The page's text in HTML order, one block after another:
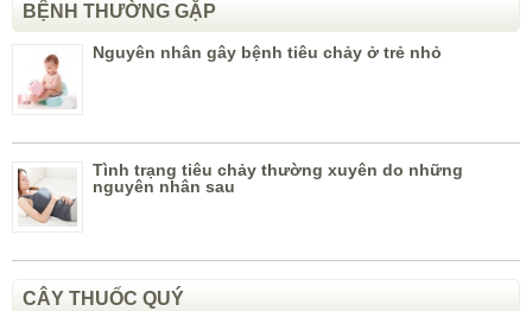
BỆNH THƯỜNG GẶP
Nguyên nhân gây bệnh tiêu chảy ở trẻ nhỏ
Tình trạng tiêu chảy thường xuyên do những
nguyên nhân sau
CÂY THUỐC QUÝ